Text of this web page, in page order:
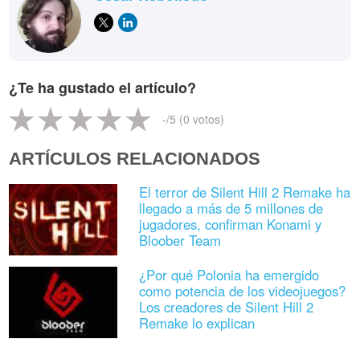
¿Te ha gustado el artículo?
-/5 (0 votos)
ARTÍCULOS RELACIONADOS
El terror de Silent Hill 2 Remake ha
llegado a más de 5 millones de
jugadores, confirman Konami y
Bloober Team
¿Por qué Polonia ha emergido
como potencia de los videojuegos?
Los creadores de Silent Hill 2
Remake lo explican